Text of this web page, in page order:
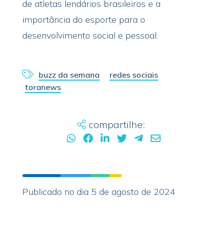
de atletas lendários brasileiros e a
importância do esporte para o
desenvolvimento social e pessoal.
buzz da semana
redes sociais
toranews
compartilhe:
Publicado no dia 5 de agosto de 2024